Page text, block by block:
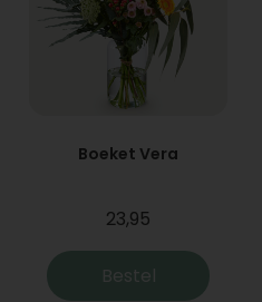
Boeket Vera
23,95
Bestel